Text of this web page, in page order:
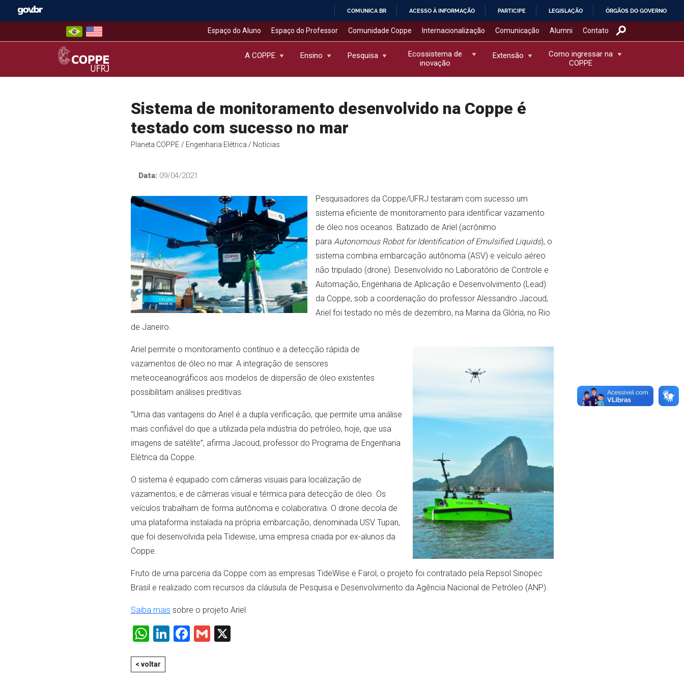
COMUNICA BR ACESSO À INFORMAÇÃO PARTICIPE LEGISLAÇÃO ÓRGÃOS DO GOVERNO
Espaço do Aluno Espaço do Professor Comunidade Coppe Internacionalização Comunicação Alumni Contato
COPPE – UFRJ
A COPPE Ensino Pesquisa
Ecossistema de
inovação
Extensão
Como ingressar na
COPPE
Sistema de monitoramento desenvolvido na Coppe é
testado com sucesso no mar
Planeta COPPE / Engenharia Elétrica / Notícias
Data:09/04/2021
Pesquisadores da Coppe/UFRJ testaram com sucesso um
sistema eficiente de monitoramento para identificar vazamento
de óleo nos oceanos. Batizado de Ariel (acrônimo
para Autonomous Robot for Identification of Emulsified Liquids), o
sistema combina embarcação autônoma (ASV) e veículo aéreo
não tripulado (drone). Desenvolvido no Laboratório de Controle e
Automação, Engenharia de Aplicação e Desenvolvimento (Lead)
da Coppe, sob a coordenação do professor Alessandro Jacoud,
Ariel foi testado no mês de dezembro, na Marina da Glória, no Rio
de Janeiro.
Ariel permite o monitoramento contínuo e a detecção rápida de
vazamentos de óleo no mar. A integração de sensores
meteoceanográficos aos modelos de dispersão de óleo existentes
possibilitam análises preditivas.
“Uma das vantagens do Ariel é a dupla verificação, que permite uma análise
mais confiável do que a utilizada pela indústria do petróleo, hoje, que usa
imagens de satélite”, afirma Jacoud, professor do Programa de Engenharia
Elétrica da Coppe.
O sistema é equipado com câmeras visuais para localização de
vazamentos, e de câmeras visual e térmica para detecção de óleo. Os
veículos trabalham de forma autônoma e colaborativa. O drone decola de
uma plataforma instalada na própria embarcação, denominada USV Tupan,
que foi desenvolvida pela Tidewise, uma empresa criada por ex-alunos da
Coppe.
Fruto de uma parceria da Coppe com as empresas TideWise e Farol, o projeto foi contratado pela Repsol Sinopec
Brasil e realizado com recursos da cláusula de Pesquisa e Desenvolvimento da Agência Nacional de Petróleo (ANP).
Saiba mais sobre o projeto Ariel.
WhatsApp
LinkedIn
Facebook
Gmail
X
< voltar